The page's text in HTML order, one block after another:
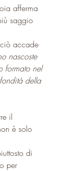
afferma
saggio
accade
nascoste
formato nel
della
il
è solo
di
per